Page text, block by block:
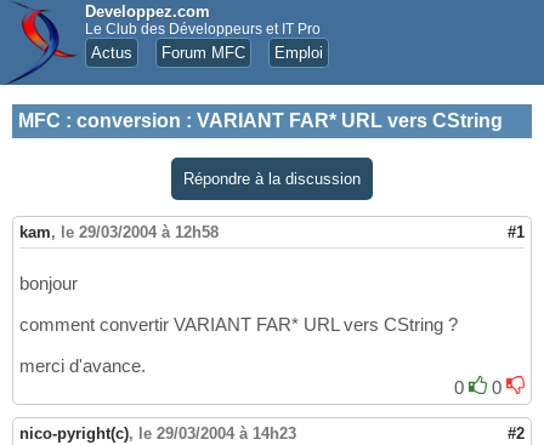
Developpez.com
Le Club des Développeurs et IT Pro
Actus Forum MFC Emploi
MFC : conversion : VARIANT FAR* URL vers CString
Répondre à la discussion
kam, le 29/03/2004 à 12h58 #1
bonjour
comment convertir VARIANT FAR* URL vers CString ?
merci d'avance.
0
0
nico-pyright(c), le 29/03/2004 à 14h23 #2